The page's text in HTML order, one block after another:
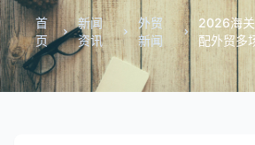
首
页
新闻
资讯
外贸
新闻
2026海
配外贸多